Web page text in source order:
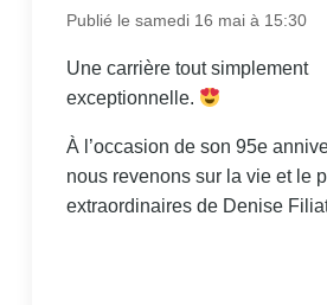
Publié le samedi 16 mai à 15:30
Une carrière tout simplement
exceptionnelle.
À l’occasion de son 95e
nous revenons sur la vie et le
extraordinaires de Denise